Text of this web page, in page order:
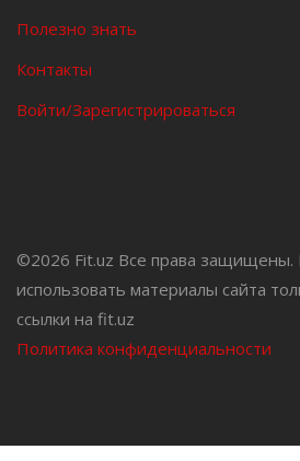
Полезно знать
Контакты
Войти/Зарегистрироваться
©2026 Fit.uz Все права защищены.
использовать материалы сайта
ссылки на fit.uz
Политика конфиденциальности